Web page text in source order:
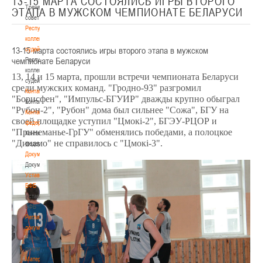
Тренерский
совет
Республиканская
коллегия
судей
Республиканская
коллегия
судей
Контакты
Контакты
Контакты
федерации
Контакты
федерации
Документы
Документы
Устав
БФБ
Устав
БФБ
Регламентирующие
документы
Регламентирующие
документы
Материалы
ЭТАПА В МУЖСКОМ ЧЕМПИОНАТЕ БЕЛАРУСИ
13-15 марта состоялись игры второго этапа в мужском
чемпионате Беларуси
13, 14 и 15 марта, прошли встречи чемпионата Беларуси
среди мужских команд. "Гродно-93" разгромил
"Борисфен", "Импульс-БГУИР" дважды крупно обыграл
"Рубон-2", "Рубон" дома был сильнее "Сожа", БГУ на
своей площадке уступил "Цмокi-2", БГЭУ-РЦОР и
"Принеманье-ГрГУ" обменялись победами, а полоцкое
"Динамо" не справилось с "Цмокi-3".